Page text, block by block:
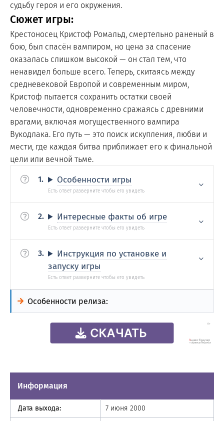
судьбу героя и его окружения.
Сюжет игры:
Крестоносец Кристоф Ромальд, смертельно раненый в
бою, был спасён вампиром, но цена за спасение
оказалась слишком высокой — он стал тем, что
ненавидел больше всего. Теперь, скитаясь между
средневековой Европой и современным миром,
Кристоф пытается сохранить остатки своей
человечности, одновременно сражаясь с древними
врагами, включая могущественного вампира
Вукодлака. Его путь — это поиск искупления, любви и
мести, где каждая битва приближает его к финальной
цели или вечной тьме.
Особенности игры
Интересные факты об игре
Инструкция по установке и
запуску игры
Особенности релиза:
Информация
Дата выхода: 7 июня 2000